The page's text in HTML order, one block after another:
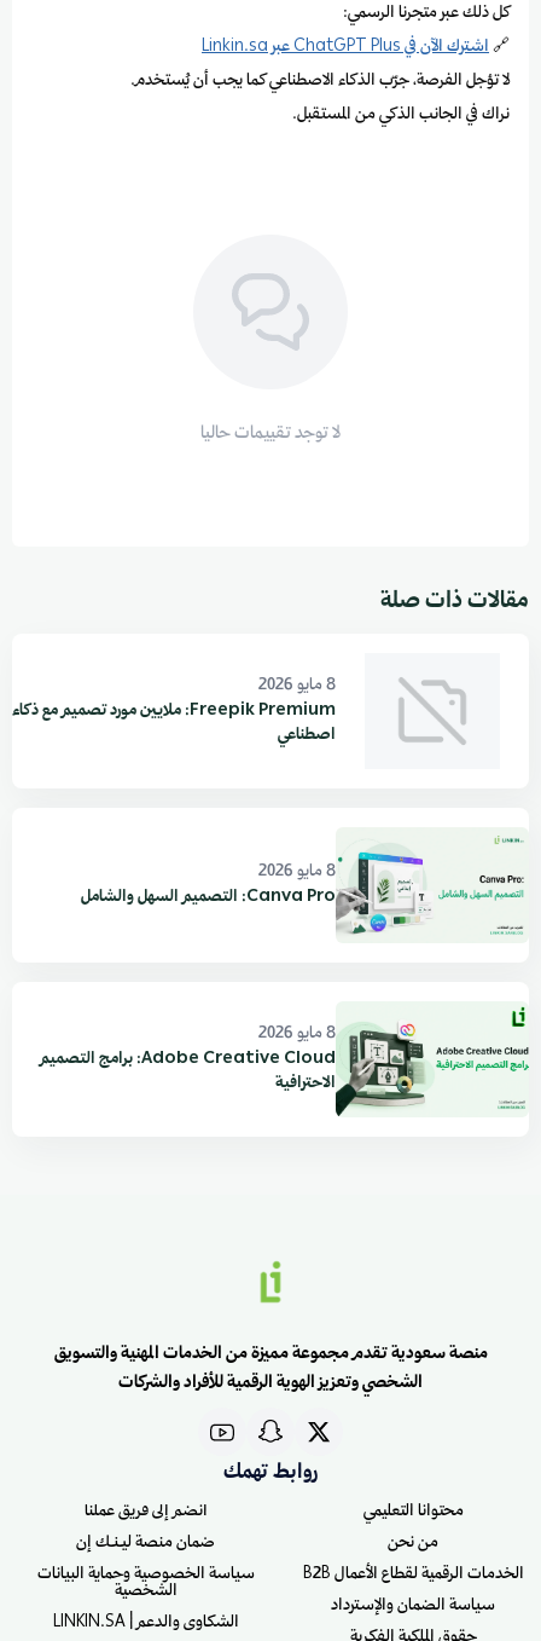
كل ذلك عبر متجرنا الرسمي:
🔗اشترك الآن في ChatGPT Plus عبر Linkin.sa
لا تؤجل الفرصة، جرّب الذكاء الاصطناعي كما يجب أن يُستخدم.
نراك في الجانب الذكي من المستقبل.
لا توجد تقييمات حاليا
مقالات ذات صلة
8 مايو 2026
Freepik Premium: ملايين مورد تصميم مع ذكاء
اصطناعي
8 مايو 2026
Canva Pro: التصميم السهل والشامل
8 مايو 2026
Adobe Creative Cloud: برامج التصميم
الاحترافية
منصة سعودية تقدم مجموعة مميزة من الخدمات المهنية والتسويق
الشخصي وتعزيز الهوية الرقمية للأفراد والشركات
روابط تهمك
محتوانا التعليمي
من نحن
الخدمات الرقمية لقطاع الأعمال B2B
سياسة الضمان والإسترداد
انضم إلى فريق عملنا
ضمان منصة ليـنـك إن
سياسة الخصوصية وحماية البيانات
الشخصية
الشكاوى والدعم | LINKIN.SA